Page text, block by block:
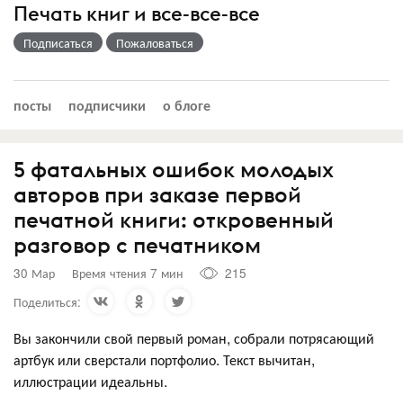
Печать книг и все-все-все
Подписаться Пожаловаться
посты подписчики о блоге
5 фатальных ошибок молодых
авторов при заказе первой
печатной книги: откровенный
разговор с печатником
30 Мар Время чтения 7 мин
215
Поделиться:
Вы закончили свой первый роман, собрали потрясающий
артбук или сверстали портфолио. Текст вычитан,
иллюстрации идеальны.